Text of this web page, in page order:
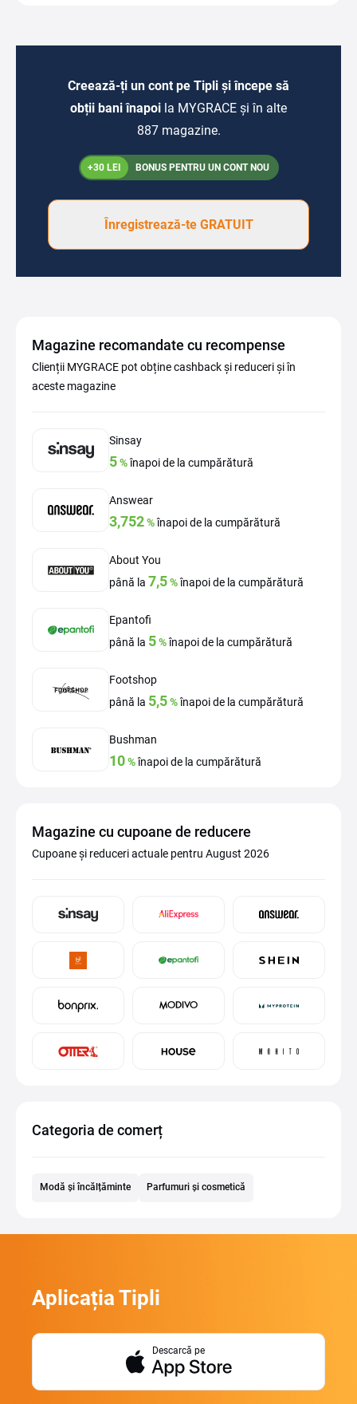
Creează-ți un cont pe Tipli și începe să
obții bani înapoi la MYGRACE și în alte
887 magazine.
+30 LEI BONUS PENTRU UN CONT NOU
Înregistrează-te GRATUIT
Magazine recomandate cu recompense
Clienții MYGRACE pot obține cashback și reduceri și în
aceste magazine
Sinsay
5%înapoi de la cumpărătură
Answear
3,752%înapoi de la cumpărătură
About You
până la 7,5%înapoi de la cumpărătură
Epantofi
până la 5%înapoi de la cumpărătură
Footshop
până la 5,5%înapoi de la cumpărătură
Bushman
10%înapoi de la cumpărătură
Magazine cu cupoane de reducere
Cupoane și reduceri actuale pentru August 2026
Categoria de comerț
Modă și încălțăminte Parfumuri și cosmetică
Aplicația Tipli
Descarcă pe